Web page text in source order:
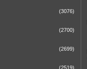
(3076)
(2700)
(2699)
(2519)